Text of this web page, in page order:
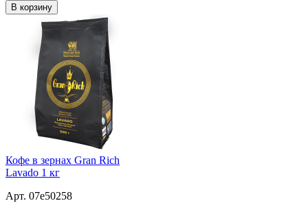
В корзину
Кофе в зернах Gran Rich
Lavado 1 кг
Арт. 07e50258